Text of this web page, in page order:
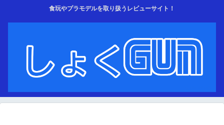
食玩やプラモデルを取り扱うレビューサイト！